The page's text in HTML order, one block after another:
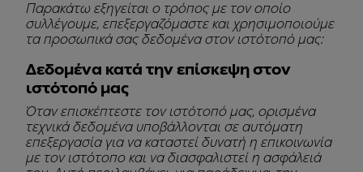
Παρακάτω εξηγείται ο τρόπος με τον οποίο
συλλέγουμε, επεξεργαζόμαστε και χρησιμοποιούμε
τα προσωπικά σας δεδομένα στον ιστότοπό μας:
Δεδομένα κατά την επίσκεψη στον
ιστότοπό μας
Όταν επισκέπτεστε τον ιστότοπό μας, ορισμένα
τεχνικά δεδομένα υποβάλλονται σε αυτόματη
επεξεργασία για να καταστεί δυνατή η επικοινωνία
με τον ιστότοπο και να διασφαλιστεί η ασφάλειά